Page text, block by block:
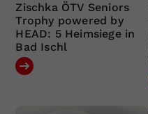
Zischka ÖTV Seniors
Trophy powered by
HEAD: 5 Heimsiege in
Bad Ischl